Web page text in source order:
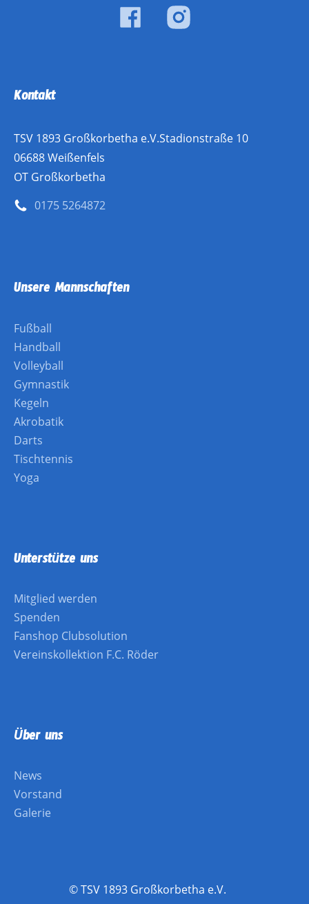
Kontakt
TSV 1893 Großkorbetha e.V.Stadionstraße 10
06688 Weißenfels
OT Großkorbetha
0175 5264872
Unsere Mannschaften
Fußball
Handball
Volleyball
Gymnastik
Kegeln
Akrobatik
Darts
Tischtennis
Yoga
Unterstütze uns
Mitglied werden
Spenden
Fanshop Clubsolution
Vereinskollektion F.C. Röder
Über uns
News
Vorstand
Galerie
© TSV 1893 Großkorbetha e.V.